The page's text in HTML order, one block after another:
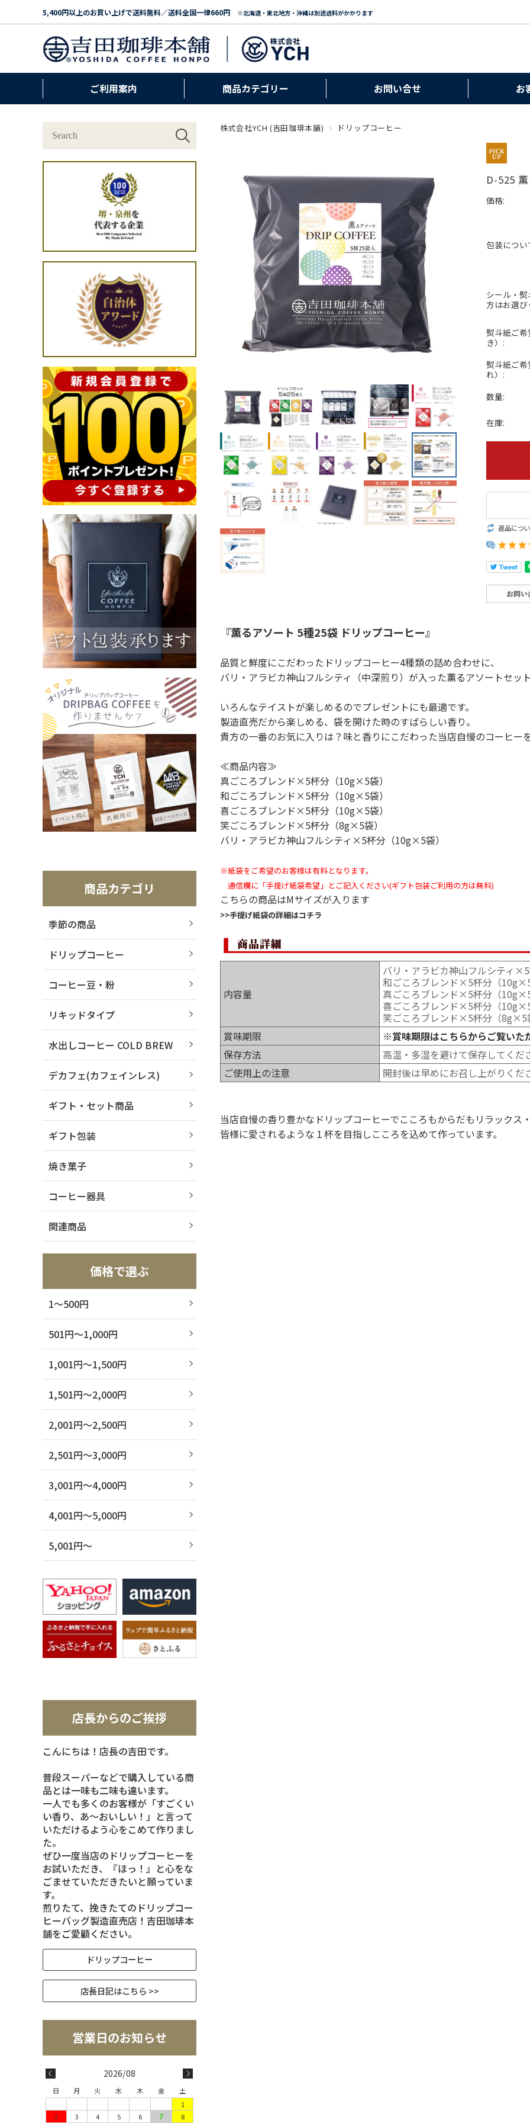
5,400円以上のお買い上げで送料無料／送料全国一律660円 ※北海道・東北地方・沖縄は別途送料がかかります
ご利用案内 商品カテゴリー お問い合せ お
株式会社YCH (吉田珈琲本舗) ドリップコーヒー
D-525
価格:
包装につい
シール・
方はお選び
熨斗紙ご
き）:
熨斗紙ご
れ）:
数量:
在庫:
返品につ
『薫るアソート 5種25袋 ドリップコーヒー』
品質と鮮度にこだわったドリップコーヒー4種類の詰め合わせに、
バリ・アラビカ神山フルシティ（中深煎り）が入った薫るアソートセッ
いろんなテイストが楽しめるのでプレゼントにも最適です。
製造直売だから楽しめる、袋を開けた時のすばらしい香り。
貴方の一番のお気に入りは？味と香りにこだわった当店自慢のコーヒーを
≪商品内容≫
真ごころブレンド×5杯分（10g×5袋）
和ごころブレンド×5杯分（10g×5袋）
喜ごころブレンド×5杯分（10g×5袋）
笑ごころブレンド×5杯分（8g×5袋）
バリ・アラビカ神山フルシティ×5杯分（10g×5袋）
※紙袋をご希望のお客様は有料となります。
通信欄に「手提げ紙袋希望」とご記入ください(ギフト包装ご利用の方は無料)
こちらの商品はMサイズが入ります
>>手提げ紙袋の詳細はコチラ
内容量
バリ・アラビカ神山フルシティ
和ごころブレンド×5杯分（10g×5
真ごころブレンド×5杯分（10g×5
喜ごころブレンド×5杯分（10g×5
笑ごころブレンド×5杯分（8g×5
賞味期限
※賞味期限はこちらからご覧いた
保存方法
高温・多湿を避けて保存してくだ
ご使用上の注意
開封後は早めにお召し上がりくだ
当店自慢の香り豊かなドリップコーヒーでこころもからだもリラックス・
皆様に愛されるような１杯を目指しこころを込めて作っています。
商品カテゴリ
季節の商品
ドリップコーヒー
コーヒー豆・粉
リキッドタイプ
水出しコーヒー COLD BREW
デカフェ(カフェインレス)
ギフト・セット商品
ギフト包装
焼き菓子
コーヒー器具
関連商品
価格で選ぶ
1～500円
501円～1,000円
1,001円～1,500円
1,501円～2,000円
2,001円～2,500円
2,501円～3,000円
3,001円～4,000円
4,001円～5,000円
5,001円～
店長からのご挨拶
こんにちは！店長の吉田です。
普段スーパーなどで購入している商
品とは一味も二味も違います。
一人でも多くのお客様が「すごくい
い香り、あ～おいしい！」と言って
いただけるよう心をこめて作りまし
た。
ぜひ一度当店のドリップコーヒーを
お試いただき、『ほっ！』と心をな
ごませていただきたいと願っていま
す。
煎りたて、挽きたてのドリップコー
ヒーバッグ製造直売店！吉田珈琲本
舗をご愛顧ください。
ドリップコーヒー
店長日記はこちら >>
2026/08
日 月 火 水 木 金
土
1
2
3 4 5 6 7 8